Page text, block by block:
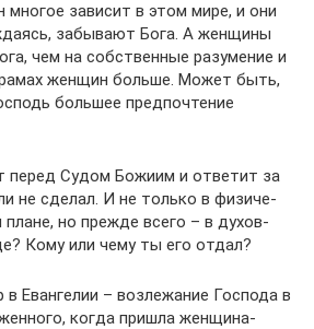
мно­гое зави­сит в этом мире, и они
забы­ва­ют Бога. А жен­щи­ны
чем на соб­ствен­ные разу­ме­ние и
жен­щин боль­ше. Может быть,
боль­шее пред­по­чте­ние
перед Судом Божи­им и отве­тит за
не сде­лал. И не толь­ко в физи­че­
но преж­де все­го – в духов­
Кому или чему ты его отдал?
Еван­ге­лии – воз­ле­жа­ние Гос­по­да в
когда при­шла жен­щи­на-